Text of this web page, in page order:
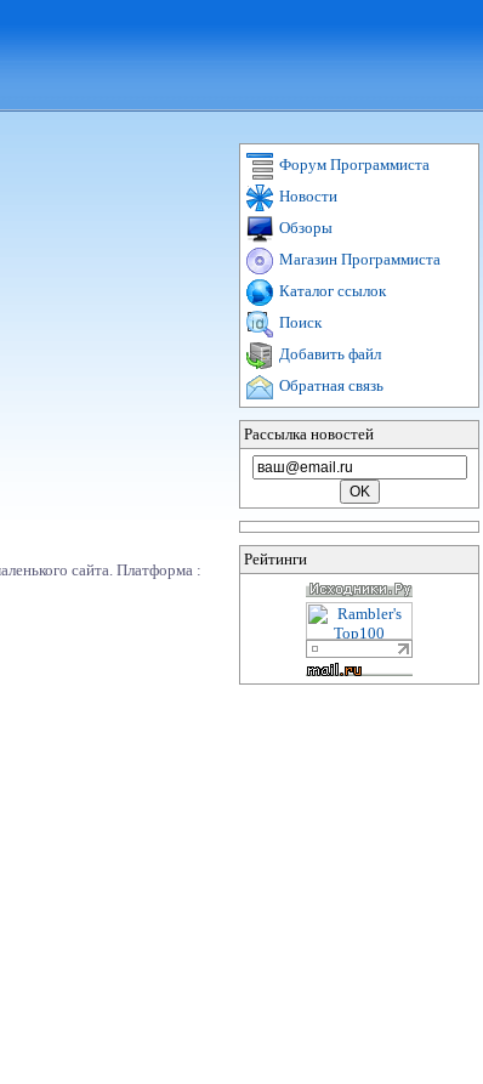
сайта. Платформа :
Форум Программиста
Новости
Обзоры
Магазин Программиста
Каталог ссылок
Поиск
Добавить файл
Обратная связь
Рассылка новостей
Рейтинги